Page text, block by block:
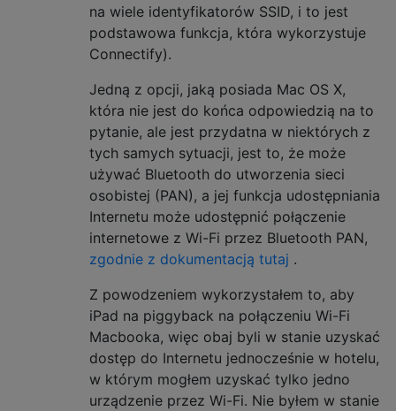
na wiele identyfikatorów SSID, i to jest
podstawowa funkcja, która wykorzystuje
Connectify).
Jedną z opcji, jaką posiada Mac OS X,
która nie jest do końca odpowiedzią na to
pytanie, ale jest przydatna w niektórych z
tych samych sytuacji, jest to, że może
używać Bluetooth do utworzenia sieci
osobistej (PAN), a jej funkcja udostępniania
Internetu może udostępnić połączenie
internetowe z Wi-Fi przez Bluetooth PAN,
zgodnie z dokumentacją tutaj .
Z powodzeniem wykorzystałem to, aby
iPad na piggyback na połączeniu Wi-Fi
Macbooka, więc obaj byli w stanie uzyskać
dostęp do Internetu jednocześnie w hotelu,
w którym mogłem uzyskać tylko jedno
urządzenie przez Wi-Fi. Nie byłem w stanie